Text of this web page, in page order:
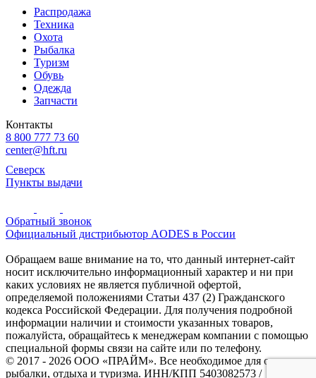
Распродажа
Техника
Охота
Рыбалка
Туризм
Обувь
Одежда
Запчасти
Контакты
8 800 777 73 60
center@hft.ru
Северск
Пункты выдачи
Обратный звонок
Официальный дистрибьютор AODES в России
Обращаем ваше внимание на то, что данный интернет-сайт
носит исключительно информационный характер и ни при
каких условиях не является публичной офертой,
определяемой положениями Статьи 437 (2) Гражданского
кодекса Российской Федерации. Для получения подробной
информации наличии и стоимости указанных товаров,
пожалуйста, обращайтесь к менеджерам компании с помощью
специальной формы связи на сайте или по телефону.
© 2017 - 2026 ООО «ПРАЙМ». Все необходимое для охоты и
рыбалки, отдыха и туризма. ИНН/КПП 5403082573 /